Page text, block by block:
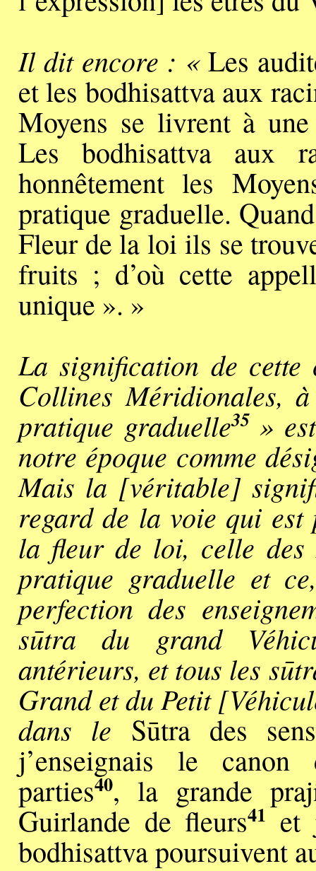
Il dit encore : «Les
et les bodhisattva aux
Moyens se livrent à
Les bodhisattva aux
honnêtement les
pratique graduelle.
Fleur de la loi ils se
fruits ; d’où cette
unique ». »
La signification de
Collines Méridionales,
pratique graduelle35»
notre époque comme
Mais la [véritable]
regard de la voie qui est
la fleur de loi, celle des
pratique graduelle et
perfection des
sūtra du grand
antérieurs, et tous les
Grand et du Petit
dans le Sūtra des
j’enseignais le canon
parties40, la grande
Guirlande de fleurs41 et
bodhisattva poursuivent